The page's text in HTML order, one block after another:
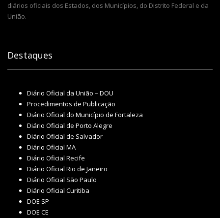
diários oficiais dos Estados, dos Municípios, do Distrito Federal e da
União.
Destaques
Diário Oficial da União – DOU
Procedimentos de Publicação
Diário Oficial do Município de Fortaleza
Diário Oficial de Porto Alegre
Diário Oficial de Salvador
Diário Oficial MA
Diário Oficial Recife
Diário Oficial Rio de Janeiro
Diário Oficial São Paulo
Diário Oficial Curitiba
DOE SP
DOE CE